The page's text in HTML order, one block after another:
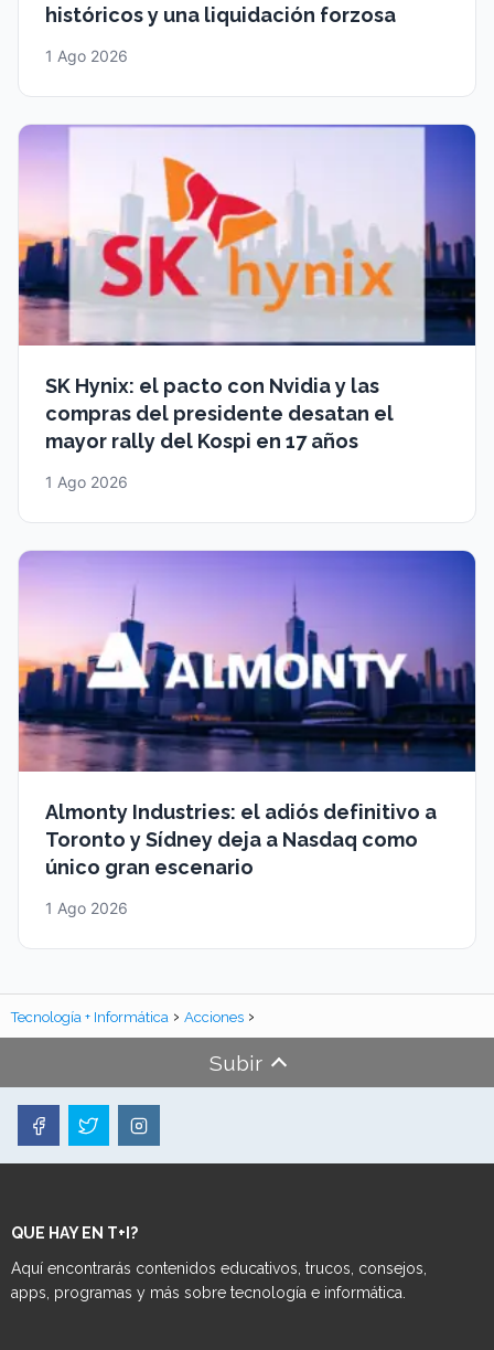
históricos y una liquidación forzosa
1 Ago 2026
SK Hynix: el pacto con Nvidia y las
compras del presidente desatan el
mayor rally del Kospi en 17 años
1 Ago 2026
Almonty Industries: el adiós definitivo a
Toronto y Sídney deja a Nasdaq como
único gran escenario
1 Ago 2026
Tecnología + Informática Acciones
Subir
QUE HAY EN T+I?
Aquí encontrarás contenidos educativos, trucos, consejos,
apps, programas y más sobre tecnología e informática.